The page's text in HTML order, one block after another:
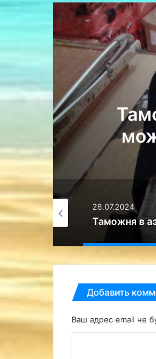
Что
26.07.2024
Добавить
Ваш адрес email не